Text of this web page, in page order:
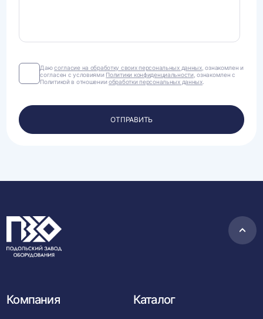
Даю
согласие
на
своих
персональных
данных.
Даюсогласие на обработку своих персональных данных, ознакомлен и
согласен с условиями Политики конфиденциальности , ознакомлен с
Политикой в отношенииобработки персональных данных.
ОТПРАВИТЬ
в
Компания Каталог